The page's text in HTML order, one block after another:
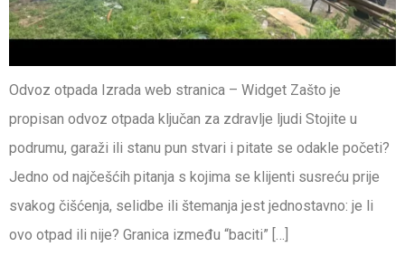
Odvoz otpada Izrada web stranica – Widget Zašto je
propisan odvoz otpada ključan za zdravlje ljudi Stojite u
podrumu, garaži ili stanu pun stvari i pitate se odakle početi?
Jedno od najčešćih pitanja s kojima se klijenti susreću prije
svakog čišćenja, selidbe ili štemanja jest jednostavno: je li
ovo otpad ili nije? Granica između “baciti” […]